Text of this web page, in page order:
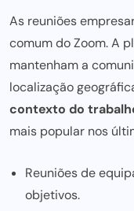
As reuniões
comum do Zoom. A
mantenham a
localização
contexto do
mais popular nos
Reuniões de
objetivos.